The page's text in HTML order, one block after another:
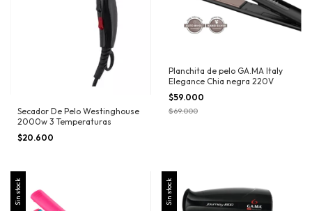
Secador De Pelo Westinghouse
2000w 3 Temperaturas
$20.600
Planchita de pelo GA.MA Italy
Elegance Chia negra 220V
$59.000
$69.000
Sin stock Sin stock